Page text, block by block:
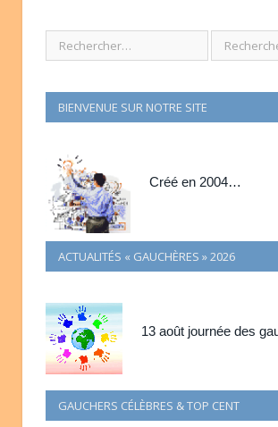
BIENVENUE SUR NOTRE SITE
Créé en 2004…
ACTUALITÉS « GAUCHÈRES » 2026
13 août journée des
GAUCHERS CÉLÈBRES & TOP CENT